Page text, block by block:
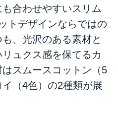
合わせやすいスリム
トデザインならではの
、光沢のある素材と
リュクス感を保てるカ
スムースコットン（5
（4色）の2種類が展